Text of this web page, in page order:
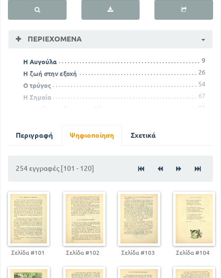
ΠΕΡΙΕΧΌΜΕΝΑ
Η Αυγούλα
9
Η ζωή στην εξοχή
26
Ο τρύγος
54
Η Σημαία
67
Πως πήρε το όνομα η Αθήνα μας
82
Ο χειμώνας
Τι είπε ο δάσκαλος για τη βασιλόπιτα
153
Η Εθνική Εορτή
196
Ανάσταση
208
Το καλοκαίρι
223
Στην κουζίνα
1. Εκ της Συλλογής Β. Πετρούνια - Φ. Κολοβού
Η Αυγούλα
5
Περιγραφή Ψηφιοποίηση Σχετικά
254 εγγραφές [101 - 120]
Σελίδα #101 Σελίδα #102 Σελίδα #103 Σελίδα #104